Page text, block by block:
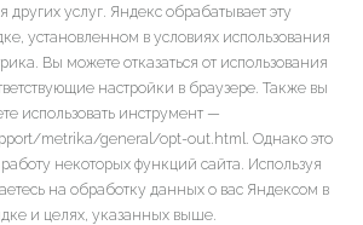
других услуг. Яндекс обрабатывает эту
установленном в условиях использования
Вы можете отказаться от использования
настройки в браузере. Также вы
использовать инструмент —
metrika/general/opt-out.html. Однако это
некоторых функций сайта. Используя
на обработку данных о вас Яндексом в
и целях, указанных выше.